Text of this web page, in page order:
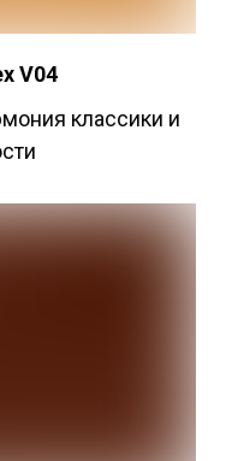
V04
классики и